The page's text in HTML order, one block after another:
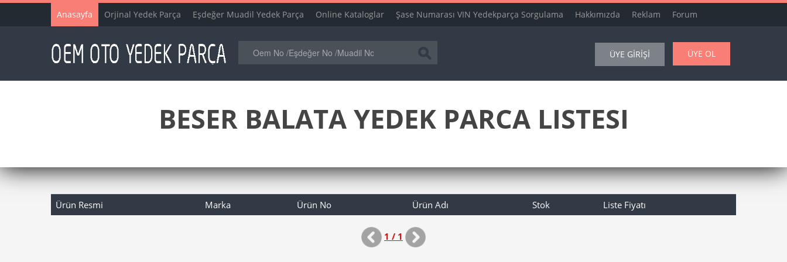
Anasayfa Orjinal Yedek Parça Eşdeğer Muadil Yedek Parça Online Kataloglar Şase Numarası VIN Yedekparça Sorgulama Hakkımızda Reklam Forum
ÜYE GİRİŞİ ÜYE OL
BESER BALATA YEDEK PARCA LISTESI
Ürün Resmi Marka Ürün No Ürün Adı Stok Liste Fiyatı
1 / 1